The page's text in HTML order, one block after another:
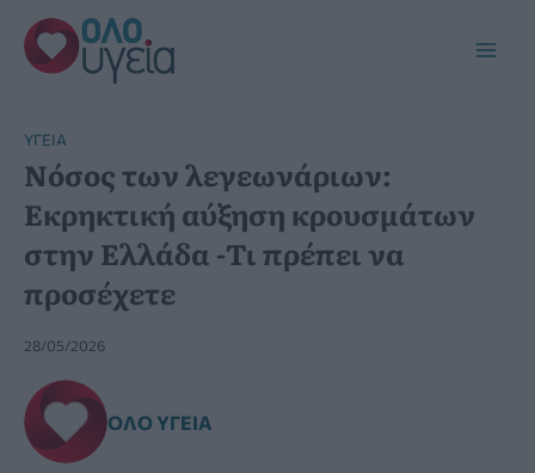
Μετάβαση
στο
περιεχόμενο
YΓΕΊΑ
Νόσος των λεγεωνάριων:
Εκρηκτική αύξηση κρουσμάτων
στην Ελλάδα -Τι πρέπει να
προσέχετε
28/05/2026
ΌΛΟ ΥΓΕΊΑ